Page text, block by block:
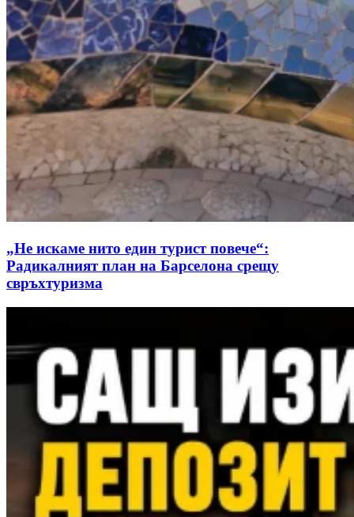
„Не искаме нито един турист повече“:
Радикалният план на Барселона срещу
свръхтуризма